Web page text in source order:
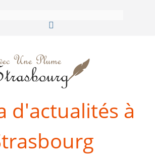
d'actualités à